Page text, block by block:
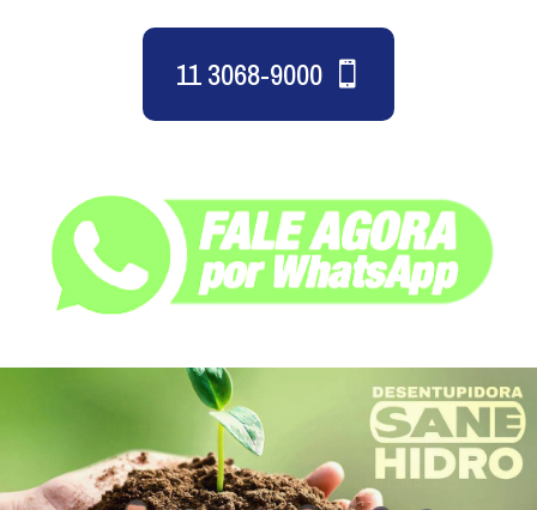
11 3068-9000